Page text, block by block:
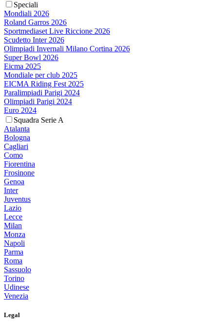
Speciali
Mondiali 2026
Roland Garros 2026
Sportmediaset Live Riccione 2026
Scudetto Inter 2026
Olimpiadi Invernali Milano Cortina 2026
Super Bowl 2026
Eicma 2025
Mondiale per club 2025
EICMA Riding Fest 2025
Paralimpiadi Parigi 2024
Olimpiadi Parigi 2024
Euro 2024
Squadra Serie A
Atalanta
Bologna
Cagliari
Como
Fiorentina
Frosinone
Genoa
Inter
Juventus
Lazio
Lecce
Milan
Monza
Napoli
Parma
Roma
Sassuolo
Torino
Udinese
Venezia
Legal